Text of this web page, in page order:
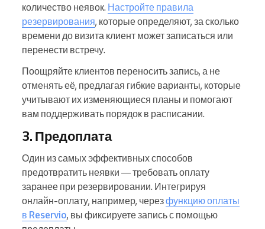
количество неявок. Настройте правила
резервирования, которые определяют, за сколько
времени до визита клиент может записаться или
перенести встречу.
Поощряйте клиентов переносить запись, а не
отменять её, предлагая гибкие варианты, которые
учитывают их изменяющиеся планы и помогают
вам поддерживать порядок в расписании.
3. Предоплата
Один из самых эффективных способов
предотвратить неявки — требовать оплату
заранее при резервировании. Интегрируя
онлайн-оплату, например, черезфункцию оплаты
в Reservio, вы фиксируете запись с помощью